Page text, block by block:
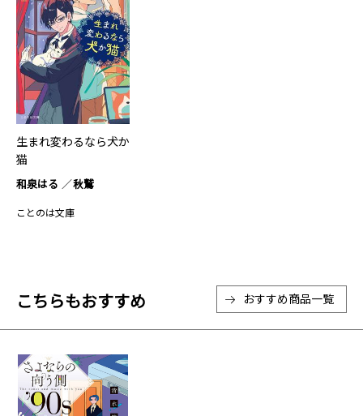
生まれ変わるなら犬か
猫
和泉はる 秋鷲
ことのは文庫
こちらもおすすめ おすすめ商品一覧